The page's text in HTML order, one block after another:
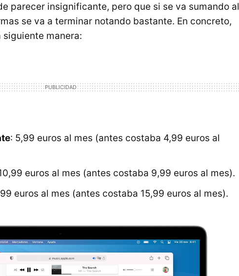
parecer insignificante, pero que si se va sumando al
se va a terminar notando bastante. En concreto,
manera:
: 5,99 euros al mes (antes costaba 4,99 euros al
euros al mes (antes costaba 9,99 euros al mes).
euros al mes (antes costaba 15,99 euros al mes).